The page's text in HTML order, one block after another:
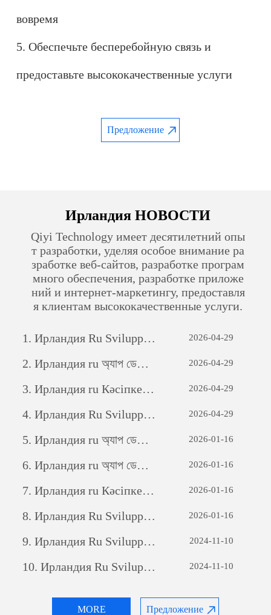
вовремя
5. Обеспечьте бесперебойную связь и
предоставьте высококачественные услуги
Предложение
Ирландия НОВОСТИ
Qiyi Technology имеет десятилетний опы
т разработки, уделяя особое внимание ра
зработке веб-сайтов, разработке програм
много обеспечения, разработке приложе
ний и интернет-маркетингу, предоставля
я клиентам высококачественные услуги.
MORE Предложение
1. Ирландия Ru Sviluppo di siti web per il commercio estero: una guida completa 2026-04-29
2. Ирландия ru অ্যাপ ডেভেলপমেন্টঃ একটি সফল মোবাইল অ্যাপ্লিকেশন তৈরির যাত্রা 2026-04-29
3. Ирландия ru Кәсіпкерлік әлеуетті ашу: жеке бағдарламалық қамтамасыз етуді дамытудың күші 2026-04-29
4. Ирландия Ru Sviluppo di siti web per il commercio estero: una guida completa 2026-04-29
5. Ирландия ru অ্যাপ ডেভেলপমেন্টঃ একটি সফল মোবাইল অ্যাপ্লিকেশন তৈরির যাত্রা 2026-01-16
6. Ирландия ru অ্যাপ ডেভেলপমেন্টঃ একটি সফল মোবাইল অ্যাপ্লিকেশন তৈরির যাত্রা 2026-01-16
7. Ирландия ru Кәсіпкерлік әлеуетті ашу: жеке бағдарламалық қамтамасыз етуді дамытудың күші 2026-01-16
8. Ирландия Ru Sviluppo di siti web per il commercio estero: una guida completa 2026-01-16
9. Ирландия Ru Sviluppo di siti web per il commercio estero: una guida completa 2024-11-10
10. Ирландия Ru Sviluppo di siti web per il commercio estero: una guida completa 2024-11-10